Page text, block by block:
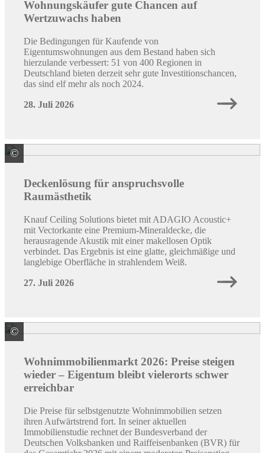
Wohnungskäufer gute Chancen auf
Wertzuwachs haben
Die Bedingungen für Kaufende von
Eigentumswohnungen aus dem Bestand haben sich
hierzulande verbessert: 51 von 400 Regionen in
Deutschland bieten derzeit sehr gute Investitionschancen,
das sind elf mehr als noch 2024.
28. Juli 2026
© Knauf Ceiling Solutions GmbH & Co. KG
Deckenlösung für anspruchsvolle
Raumästhetik
Knauf Ceiling Solutions bietet mit ADAGIO Acoustic+
mit Vectorkante eine Premium-Mineraldecke, die
herausragende Akustik mit einer makellosen Optik
verbindet. Das Ergebnis ist eine glatte, gleichmäßige und
langlebige Oberfläche in strahlendem Weiß.
27. Juli 2026
© Quelle: BVR
Wohnimmobilienmarkt 2026: Preise steigen
wieder – Eigentum bleibt vielerorts schwer
erreichbar
Die Preise für selbstgenutzte Wohnimmobilien setzen
ihren Aufwärtstrend fort. In seiner aktuellen
Immobilienstudie rechnet der Bundesverband der
Deutschen Volksbanken und Raiffeisenbanken (BVR) für